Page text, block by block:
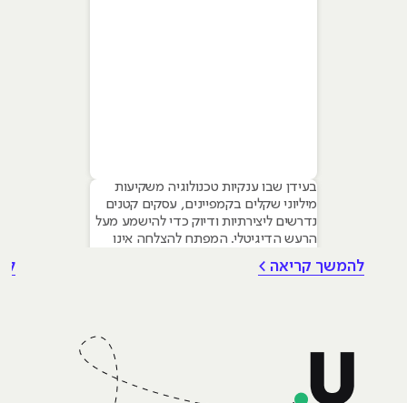
בעידן שבו ענקיות טכנולוגיה משקיעות
מיליוני שקלים בקמפיינים, עסקים קטנים
נדרשים ליצירתיות ודיוק כדי להישמע מעל
הרעש הדיגיטלי. המפתח להצלחה אינו
עקרונות של שיווק דיגיטלי לעסקים קטנים
להמשך קריאה >